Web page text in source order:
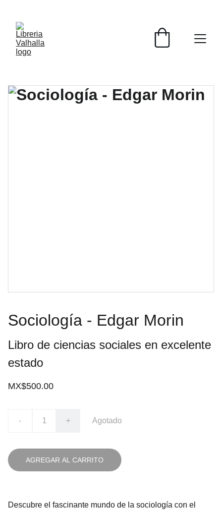
Sociología - Edgar Morin
Libro de ciencias sociales en excelente
estado
MX$500.00
- + Agotado
AGREGAR AL CARRITO
Descubre el fascinante mundo de la sociología con el